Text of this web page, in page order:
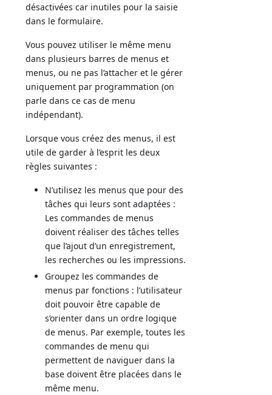
désactivées car inutiles pour la saisie
dans le formulaire.
Vous pouvez utiliser le même menu
dans plusieurs barres de menus et
menus, ou ne pas l’attacher et le gérer
uniquement par programmation (on
parle dans ce cas de menu
indépendant).
Lorsque vous créez des menus, il est
utile de garder à l’esprit les deux
règles suivantes :
N’utilisez les menus que pour des
tâches qui leurs sont adaptées :
Les commandes de menus
doivent réaliser des tâches telles
que l’ajout d’un enregistrement,
les recherches ou les impressions.
Groupez les commandes de
menus par fonctions : l’utilisateur
doit pouvoir être capable de
s’orienter dans un ordre logique
de menus. Par exemple, toutes les
commandes de menu qui
permettent de naviguer dans la
base doivent être placées dans le
même menu.